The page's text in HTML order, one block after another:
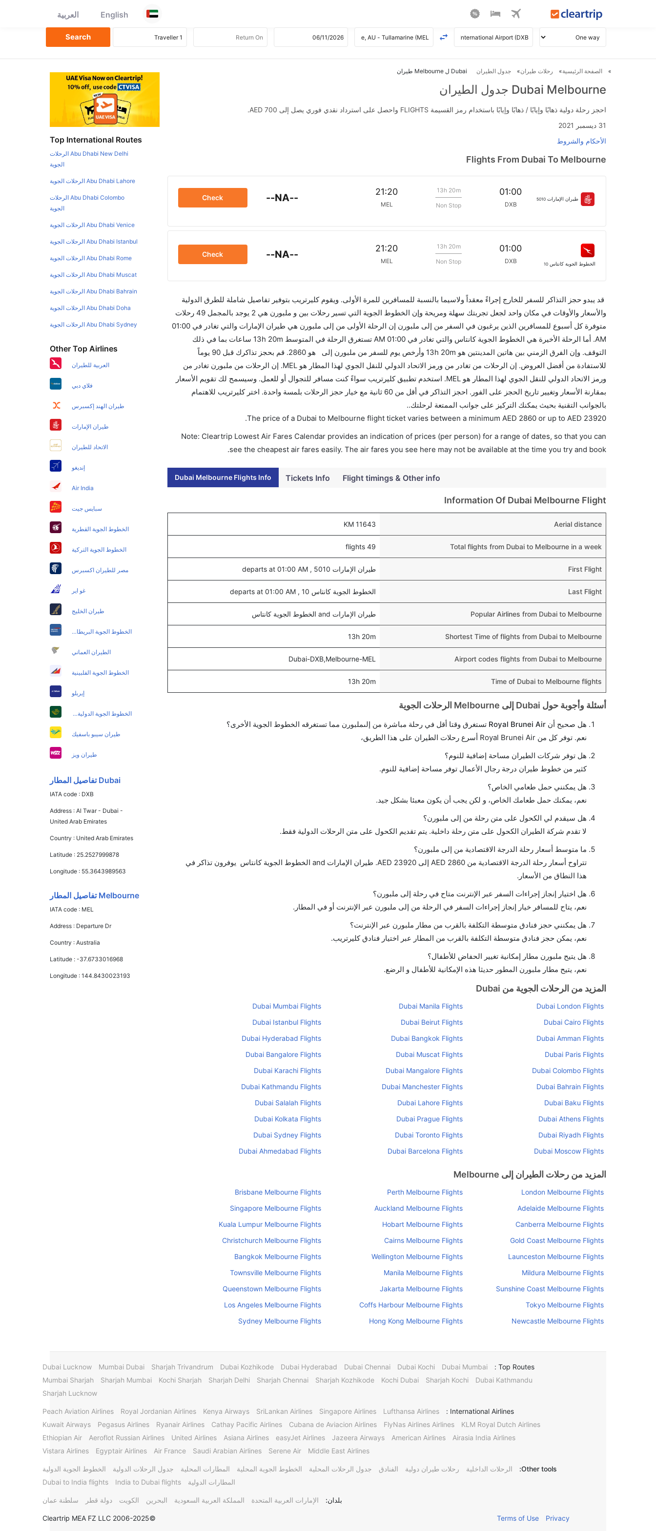
English العربية
الصفحة الرئيسية رحلات طيران جدول الطيران Dubai ل Melbourne طيران
Dubai Melbourne جدول الطيران
احجز رحلة دولية ذهابًا وإيابًا / ذهابًا وإيابًا باستخدام رمز القسيمة FLIGHTS واحصل على استرداد نقدي فوري يصل إلى AED 700.
31 ديسمبر 2021
الأحكام والشروط
Flights From Dubai To Melbourne
طيران الإمارات 5010
01:00
DXB
13h 20m
Non Stop
21:20
MEL
--NA--
Check
الخطوط الجوية كانتاس 10
01:00
DXB
13h 20m
Non Stop
21:20
MEL
--NA--
Check
قد يبدو حجز التذاكر للسفر للخارج إجراءً معقداً ولاسيما بالنسبة للمسافرين للمرة الأولى. ويقوم كليرتريب بتوفير تفاصيل شاملة للطرق الدولية
والأسعار والأوقات في مكان واحد لجعل تجربتك سهلة ومريحة وإن الخطوط الجوية التي تسير رحلات بين و ملبورن هي 2 يوجد بالمجمل 49 رحلات
متوفرة كل أسبوع للمسافرين الذين يرغبون في السفر من إلى ملبورن إن الرحلة الأولى من إلى ملبورن هي طيران الإمارات والتي تغادر في 01:00
AM. أما الرحلة الأخيرة هي الخطوط الجوية كانتاس والتي تغادر في 01:00 AM تستغرق الرحلة في المتوسط 13h 20m ساعات بما في ذلك
التوقف. وإن الفرق الزمني بين هاتين المدينتين هو 13h 20m وأرخص يوم للسفر من ملبورن إلى هو 2860. قم بحجز تذاكرك قبل 90 يوماً
للاستفادة من أفضل العروض. إن الرحلات من تغادر من ورمز الاتحاد الدولي للنقل الجوي لهذا المطار هو MEL. إن الرحلات من ملبورن تغادر من
ورمز الاتحاد الدولي للنقل الجوي لهذا المطار هو MEL. استخدم تطبيق كليرتريب سواءً كنت مسافر للتجوال أو للعمل. وسيسمح لك تقويم الأسعار
بمقارنة الأسعار وتغيير تاريخ الحجز على الفور. احجز التذاكر في أقل من 60 ثانية مع خيار حجز الرحلات بلمسة واحدة. اختر كليرتريب للاهتمام
بالجوانب التقنية بحيث يمكنك التركيز على جوانب الممتعة لرحلتك..
The price of a Dubai to Melbourne flight ticket varies between a minimum AED 2860 or up to AED 23920
.
Note: Cleartrip Lowest Air Fares Calendar provides an indication of prices (per person) for a range of dates, so that you can
see the cheapest air fares easily. The air fares you see here may not be available at the time you try and book.
Dubai Melbourne Flights Info Tickets Info Flight timings & Other info
Information Of Dubai Melbourne Flight
Aerial distance
11643 KM
Total flights from Dubai to Melbourne in a week
49 flights
First Flight طيران الإمارات 5010 , departs at 01:00 AM
Last Flight الخطوط الجوية كانتاس 10 , departs at 01:00 AM
Popular Airlines from Dubai to Melbourne طيران الإمارات and الخطوط الجوية كانتاس
Shortest Time of flights from Dubai to Melbourne
13h 20m
Airport codes flights from Dubai to Melbourne
Dubai-DXB,Melbourne-MEL
Time of Dubai to Melbourne flights
13h 20m
أسئلة وأجوبة حول Dubai إلى Melbourne الرحلات الجوية
هل صحيح أن Royal Brunei Air تستغرق وقتا أقل في رحلة مباشرة من إلىملبورن مما تستغرقه الخطوط الجوية الأخرى؟
نعم. توفر كل من Royal Brunei Air أسرع رحلات الطيران على هذا الطريق،
هل توفر شركات الطيران مساحة إضافية للنوم؟
كثير من خطوط طيران درجة رجال الأعمال توفر مساحة إضافية للنوم.
هل يمكنني حمل طعامي الخاص؟
نعم، يمكنك حمل طعامك الخاص، و لكن يجب أن يكون معبئا بشكل جيد.
هل سيقدم لي الكحول على متن رحلة من إلى ملبورن؟
لا تقدم شركة الطيران الكحول على متن رحلة داخلية. يتم تقديم الكحول على متن الرحلات الدولية فقط.
ما متوسط أسعار رحلة الدرجة الاقتصادية من إلى ملبورن؟
تتراوح أسعار رحلة الدرجة الاقتصادية من AED 2860 إلى AED 23920. طيران الإمارات and الخطوط الجوية كانتاس يوفرون تذاكر في
هذا النطاق من الأسعار.
هل اختيار إنجاز إجراءات السفر عبر الإنترنت متاح في رحلة إلى ملبورن؟
نعم، يتاح للمسافر خيار إنجاز إجراءات السفر في الرحلة من إلى ملبورن عبر الإنترنت أو في المطار.
هل يمكنني حجز فنادق متوسطة التكلفة بالقرب من مطار ملبورن عبر الإنترنت؟
نعم، يمكن حجز فنادق متوسطة التكلفة بالقرب من المطار عبر اختيار فنادق كليرتريب.
هل يتيح ملبورن مطار إمكانية تغيير الحفاض للأطفال؟
نعم، يتيح مطار ملبورن المطور حديثا هذه الإمكانية للأطفال و الرضع.
المزيد من الرحلات الجوية من Dubai
Dubai London Flights
Dubai Manila Flights
Dubai Mumbai Flights
Dubai Cairo Flights
Dubai Beirut Flights
Dubai Istanbul Flights
Dubai Amman Flights
Dubai Bangkok Flights
Dubai Hyderabad Flights
Dubai Paris Flights
Dubai Muscat Flights
Dubai Bangalore Flights
Dubai Colombo Flights
Dubai Mangalore Flights
Dubai Karachi Flights
Dubai Bahrain Flights
Dubai Manchester Flights
Dubai Kathmandu Flights
Dubai Baku Flights
Dubai Lahore Flights
Dubai Salalah Flights
Dubai Athens Flights
Dubai Prague Flights
Dubai Kolkata Flights
Dubai Riyadh Flights
Dubai Toronto Flights
Dubai Sydney Flights
Dubai Moscow Flights
Dubai Barcelona Flights
Dubai Ahmedabad Flights
المزيد من رحلات الطيران إلى Melbourne
London Melbourne Flights
Perth Melbourne Flights
Brisbane Melbourne Flights
Adelaide Melbourne Flights
Auckland Melbourne Flights
Singapore Melbourne Flights
Canberra Melbourne Flights
Hobart Melbourne Flights
Kuala Lumpur Melbourne Flights
Gold Coast Melbourne Flights
Cairns Melbourne Flights
Christchurch Melbourne Flights
Launceston Melbourne Flights
Wellington Melbourne Flights
Bangkok Melbourne Flights
Mildura Melbourne Flights
Manila Melbourne Flights
Townsville Melbourne Flights
Sunshine Coast Melbourne Flights
Jakarta Melbourne Flights
Queenstown Melbourne Flights
Tokyo Melbourne Flights
Coffs Harbour Melbourne Flights
Los Angeles Melbourne Flights
Newcastle Melbourne Flights
Hong Kong Melbourne Flights
Sydney Melbourne Flights
Top International Routes
Abu Dhabi New Delhi الرحلات
الجوية
Abu Dhabi Lahore الرحلات الجوية
Abu Dhabi Colombo الرحلات
الجوية
Abu Dhabi Venice الرحلات الجوية
Abu Dhabi Istanbul الرحلات الجوية
Abu Dhabi Rome الرحلات الجوية
Abu Dhabi Muscat الرحلات الجوية
Abu Dhabi Bahrain الرحلات الجوية
Abu Dhabi Doha الرحلات الجوية
Abu Dhabi Sydney الرحلات الجوية
Other Top Airlines
العربية للطيران
فلاي دبي
طيران الهند إكسبرس
طيران الإمارات
الاتحاد للطيران
إنديغو
Air India
سبايس جيت
الخطوط الجوية القطرية
الخطوط الجوية التركية
مصر للطيران اكسبرس
غو اير
طيران الخليج
الخطوط الجوية البريطانية
الطيران العماني
الخطوط الجوية الفلبينية
إيربلو
الخطوط الجوية الدولية الباكستانية
طيران سيبو باسفيك
طيران ويز
Dubai تفاصيل المطار
IATA code : DXB
Address :Al Twar - Dubai -
United Arab Emirates
Country : United Arab Emirates
Latitude : 25.2527999878
Longitude : 55.3643989563
Melbourne تفاصيل المطار
IATA code : MEL
Address : Departure Dr
Country :Australia
Latitude :-37.6733016968
Longitude :144.8430023193
Top Routes :
Dubai Mumbai
Dubai Kochi
Dubai Chennai
Dubai Hyderabad
Dubai Kozhikode
Sharjah Trivandrum
Mumbai Dubai
Dubai Lucknow
Dubai Kathmandu
Sharjah Kochi
Kochi Dubai
Sharjah Kozhikode
Sharjah Chennai
Sharjah Delhi
Kochi Sharjah
Sharjah Mumbai
Mumbai Sharjah
Sharjah Lucknow
International Airlines :
Lufthansa Airlines
Singapore Airlines
SriLankan Airlines
Kenya Airways
Royal Jordanian Airlines
Peach Aviation Airlines
KLM Royal Dutch Airlines
FlyNas Airlines Airlines
Cubana de Aviacion Airlines
Cathay Pacific Airlines
Ryanair Airlines
Pegasus Airlines
Kuwait Airways
Airasia India Airlines
American Airlines
Jazeera Airways
easyJet Airlines
Asiana Airlines
United Airlines
Aeroflot Russian Airlines
Ethiopian Air
Middle East Airlines
Serene Air
Saudi Arabian Airlines
Air France
Egyptair Airlines
Vistara Airlines
Other tools: الرحلات الداخلية رحلات طيران دولية الفنادق جدول الرحلات المحلية الخطوط الجوية المحلية المطارات المحلية جدول الرحلات الدولية
الخطوط الجوية الدولية
المطارات الدولية
India to Dubai flights
Dubai to India flights
بلدان: الإمارات العربية المتحدة المملكة العربية السعودية البحرين الكويت دولة قطر سلطنة عمان
©2006-2025 Cleartrip MEA FZ LLC Privacy
Terms of Use